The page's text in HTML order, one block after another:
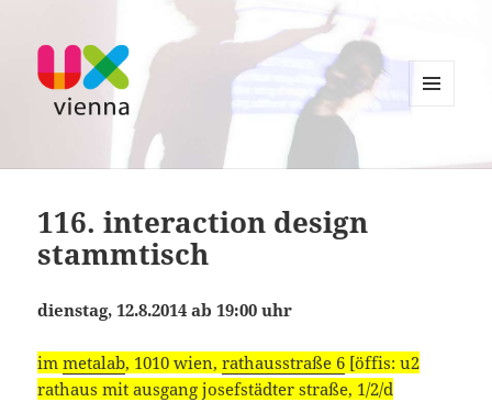
UXvienna
116. interaction design
stammtisch
dienstag, 12.8.2014 ab 19:00 uhr
immetalab, 1010 wien,rathausstraße 6 [öffis: u2
rathaus mit ausgang josefstädter straße, 1/2/d